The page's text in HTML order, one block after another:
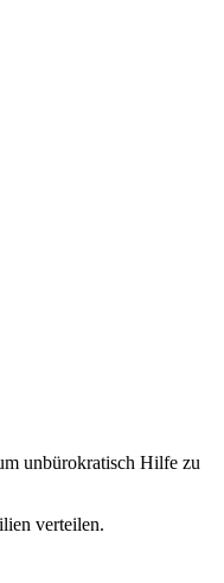
unbürokratisch Hilfe zu
verteilen.